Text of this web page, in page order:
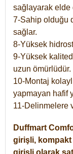
sağlayarak elde
7-Sahip olduğu
sağlar.
8-Yüksek
9-Yüksek
uzun ömürlüdür.
10-Montaj
yapmayan hafif
11-Delinmelere
Duffmart
girişli,
girişli olarak